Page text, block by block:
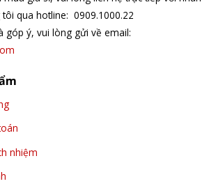
qua hotline: 0909.1000.22
góp ý, vui lòng gửi về email:
nhiệm